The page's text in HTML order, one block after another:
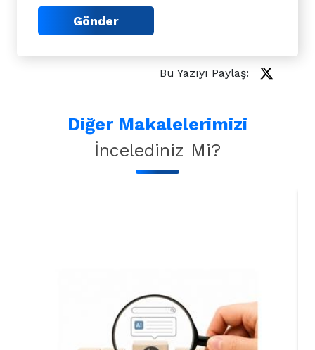
Gönder
Bu Yazıyı Paylaş:
Diğer Makalelerimizi
İncelediniz Mi?